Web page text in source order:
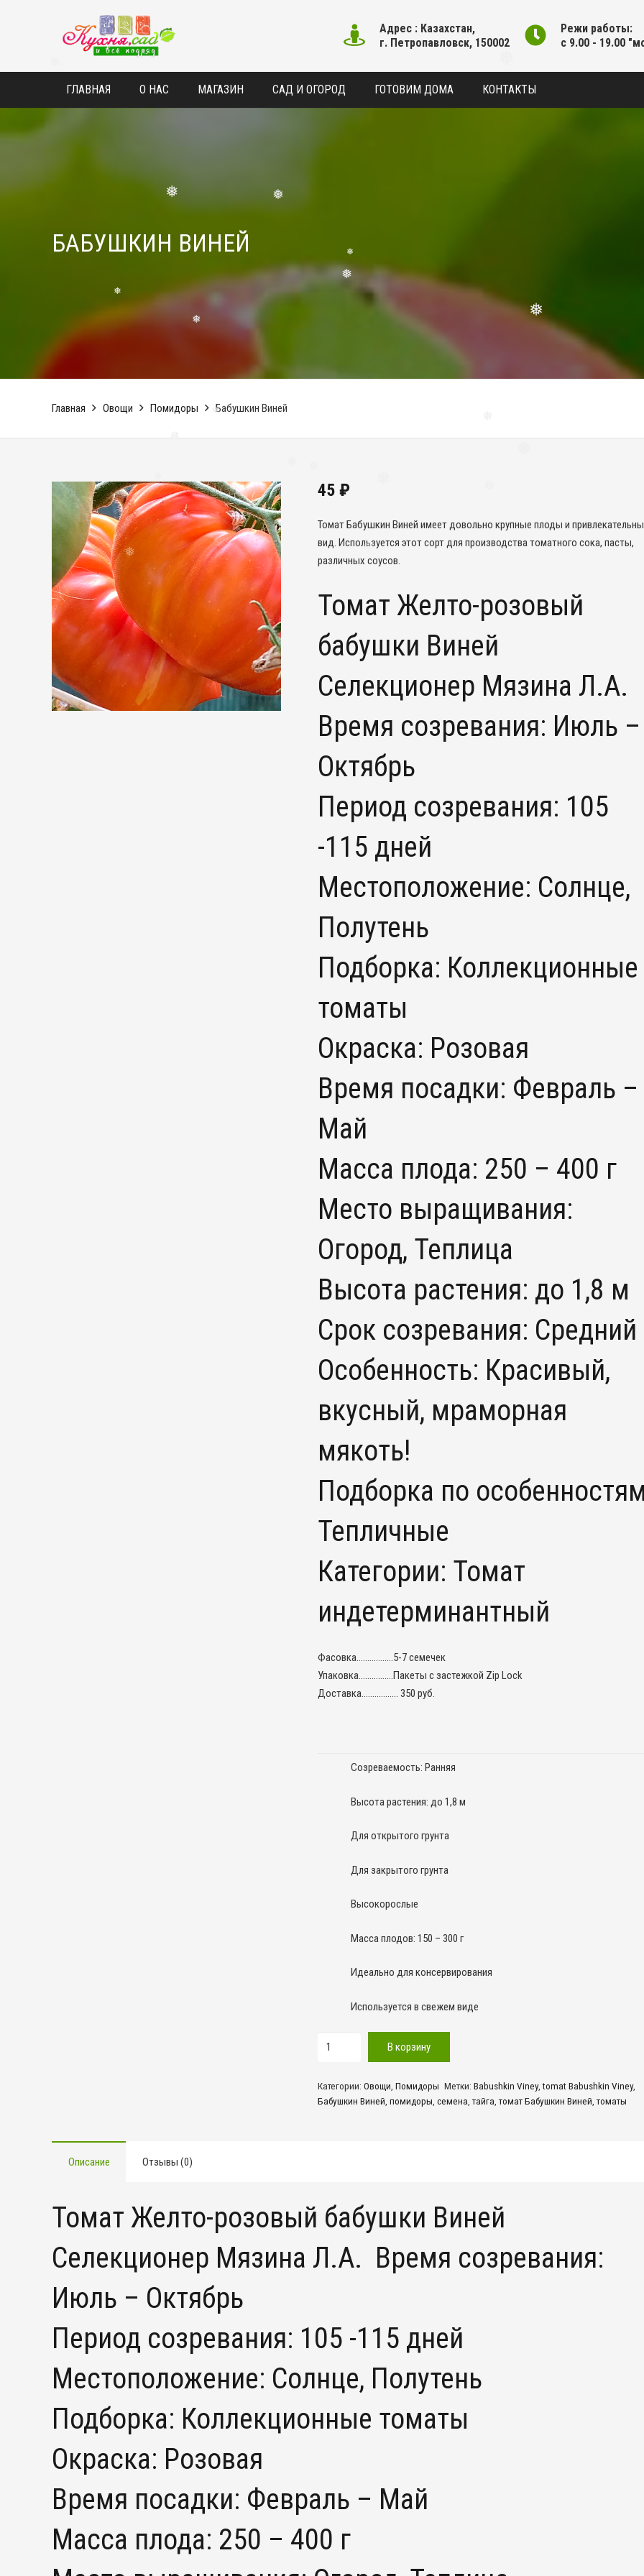
❅
❅
❅
❅
Адрес : Казахстан,
г. Петропавловск, 150002
Режи работы:
с 9.00 - 19.00
ГЛАВНАЯ О НАС МАГАЗИН САД И ОГОРОД ГОТОВИМ ДОМА КОНТАКТЫ
БАБУШКИН ВИНЕЙ
Главная Овощи Помидоры Бабушкин Виней
45 ₽
Томат Бабушкин Виней имеет довольно крупные плоды и
вид. Используется этот сорт для производства томатного сока, пасты,
различных соусов.
Томат Желто-розовый
бабушки Виней
Селекционер Мязина Л.А.
Время созревания: Июль –
Октябрь
Период созревания: 105
-115 дней
Местоположение: Солнце,
Полутень
Подборка: Коллекционные
томаты
Окраска: Розовая
Время посадки: Февраль –
Май
Масса плода: 250 – 400 г
Место выращивания:
Огород, Теплица
Высота растения: до 1,8 м
Срок созревания: Средний
Особенность: Красивый,
вкусный, мраморная
мякоть!
Подборка по
Тепличные
Категории: Томат
индетерминантный
Фасовка……………..5-7 семечек
Упаковка…………….Пакеты с застежкой Zip Lock
Доставка…………….. 350 руб.
Созреваемость: Ранняя
Высота растения: до 1,8 м
Для открытого грунта
Для закрытого грунта
Высокорослые
Масса плодов: 150 – 300 г
Идеально для консервирования
Используется в свежем виде
Количество
Виней
В корзину
Категории: Овощи Помидоры Метки:Babushkin Viney,tomat Babushkin Viney,
Бабушкин Виней помидоры семена тайга томат Бабушкин Виней томаты
Описание Отзывы (0)
Томат Желто-розовый бабушки Виней
Селекционер Мязина Л.А. Время созревания:
Июль – Октябрь
Период созревания: 105 -115 дней
Местоположение: Солнце, Полутень
Подборка: Коллекционные томаты
Окраска: Розовая
Время посадки: Февраль – Май
Масса плода: 250 – 400 г